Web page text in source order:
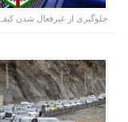
جلوگیری از غیرفعال شدن کیف